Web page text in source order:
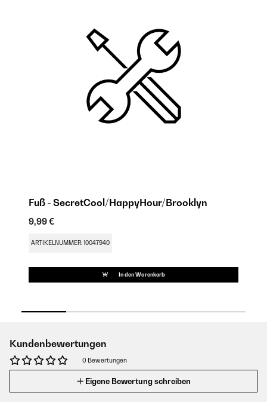
Fuß - SecretCool/HappyHour/Brooklyn
9,99 €
ARTIKELNUMMER: 10047940
In den Warenkorb
Kundenbewertungen
0 Bewertungen
Eigene Bewertung schreiben